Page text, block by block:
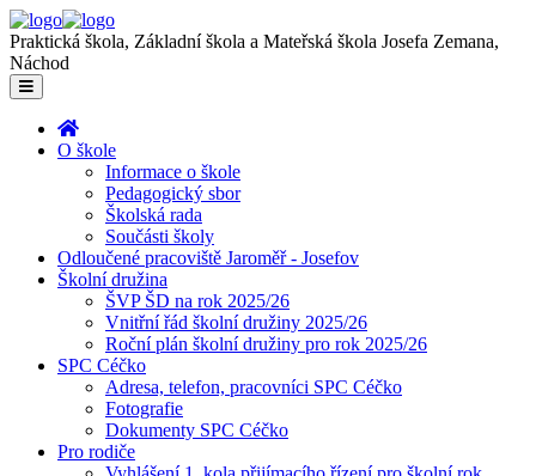
Praktická škola, Základní škola a Mateřská škola Josefa Zemana,
Náchod
O škole
Informace o škole
Pedagogický sbor
Školská rada
Součásti školy
Odloučené pracoviště Jaroměř - Josefov
Školní družina
ŠVP ŠD na rok 2025/26
Vnitřní řád školní družiny 2025/26
Roční plán školní družiny pro rok 2025/26
SPC Céčko
Adresa, telefon, pracovníci SPC Céčko
Fotografie
Dokumenty SPC Céčko
Pro rodiče